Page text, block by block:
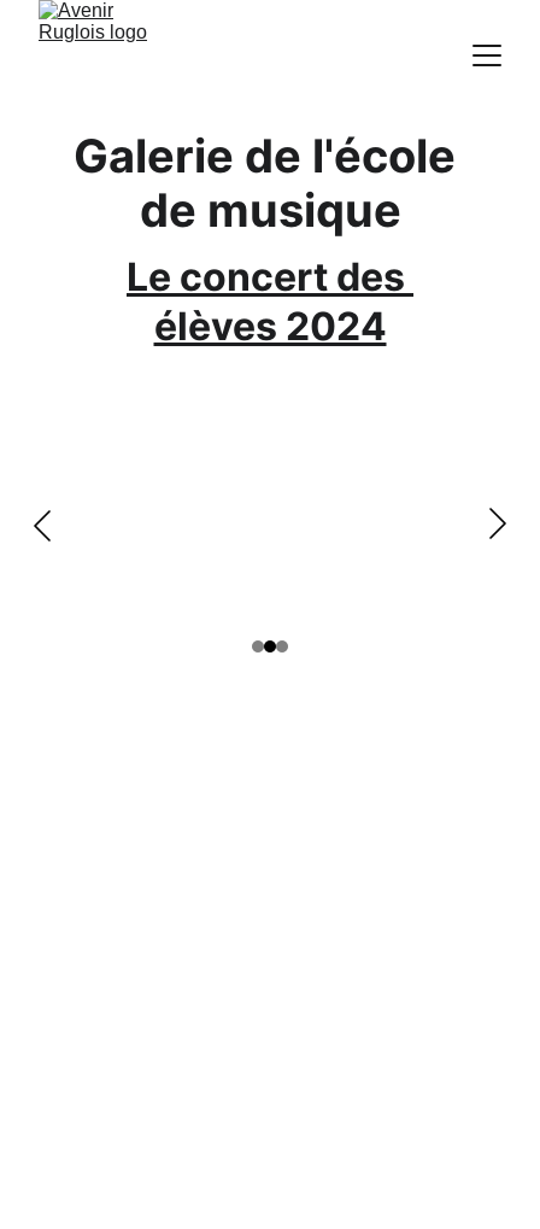
Galerie de l'école
de musique
Le concert des
élèves 2024